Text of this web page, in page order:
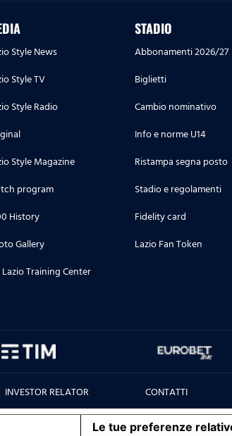
Style News
Style TV
Style Radio
Style Magazine
program
History
Gallery
Lazio Training Center
STADIO
Abbonamenti 2026/27
Biglietti
Cambio nominativo
Info e norme U14
Ristampa segna posto
Stadio e regolamenti
Fidelity card
Lazio Fan Token
INVESTOR RELATOR CONTATTI
Le tue preferenze